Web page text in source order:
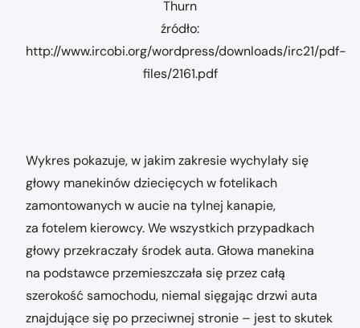
Thurn
źródło:
http://www.ircobi.org/wordpress/downloads/irc21/pdf-
files/2161.pdf
Wykres pokazuje, w jakim zakresie wychylały się
głowy manekinów dziecięcych w fotelikach
zamontowanych w aucie na tylnej kanapie,
za fotelem kierowcy. We wszystkich przypadkach
głowy przekraczały środek auta. Głowa manekina
na podstawce przemieszczała się przez całą
szerokość samochodu, niemal sięgając drzwi auta
znajdujące się po przeciwnej stronie – jest to skutek